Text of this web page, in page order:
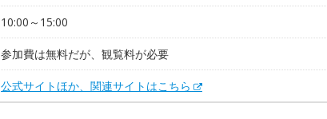
10:00～15:00
参加費は無料だが、観覧料が必要
公式サイトほか、関連サイトはこちら